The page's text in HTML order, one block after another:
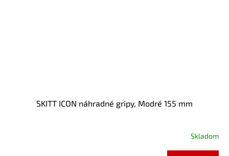
SKITT ICON náhradné gripy, Modré 155 mm
Skladom